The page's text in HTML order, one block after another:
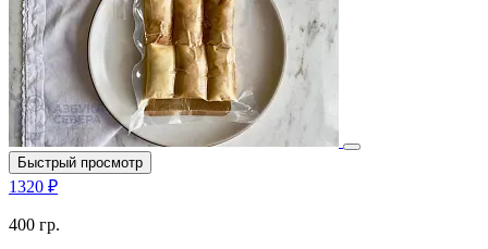
Быстрый просмотр
1320 ₽
400 гр.